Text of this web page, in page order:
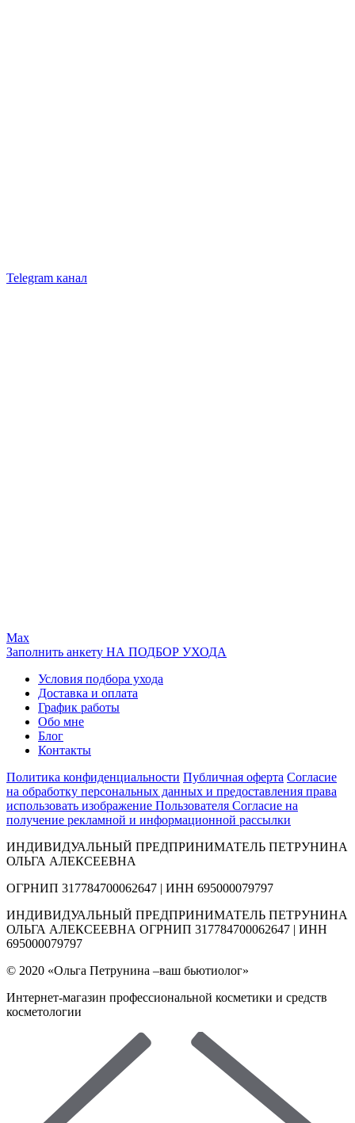
Telegram канал
Max
Заполнить анкету НА ПОДБОР УХОДА
Условия подбора ухода
Доставка и оплата
График работы
Обо мне
Блог
Контакты
Политика конфиденциальности Публичная оферта Согласие
на обработку персональных данных и предоставления права
использовать изображение Пользователя Согласие на
получение рекламной и информационной рассылки
ИНДИВИДУАЛЬНЫЙ ПРЕДПРИНИМАТЕЛЬ ПЕТРУНИНА
ОЛЬГА АЛЕКСЕЕВНА
ОГРНИП 317784700062647 | ИНН 695000079797
ИНДИВИДУАЛЬНЫЙ ПРЕДПРИНИМАТЕЛЬ ПЕТРУНИНА
ОЛЬГА АЛЕКСЕЕВНА ОГРНИП 317784700062647 | ИНН
695000079797
© 2020 «Ольга Петрунина –ваш бьютиолог»
Интернет-магазин профессиональной косметики и средств
косметологии